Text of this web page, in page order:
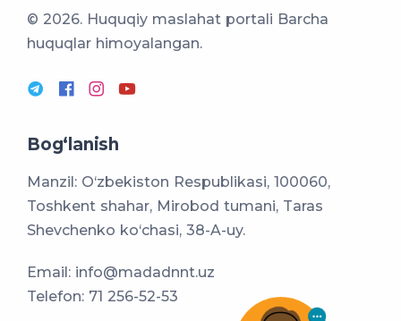
© 2026. Huquqiy maslahat portali Barcha
huquqlar himoyalangan.
Bog‘lanish
Manzil: O‘zbekiston Respublikasi, 100060,
Toshkent shahar, Mirobod tumani, Taras
Shevchenko ko‘chasi, 38-A-uy.
Email: info@madadnnt.uz
Telefon: 71 256-52-53